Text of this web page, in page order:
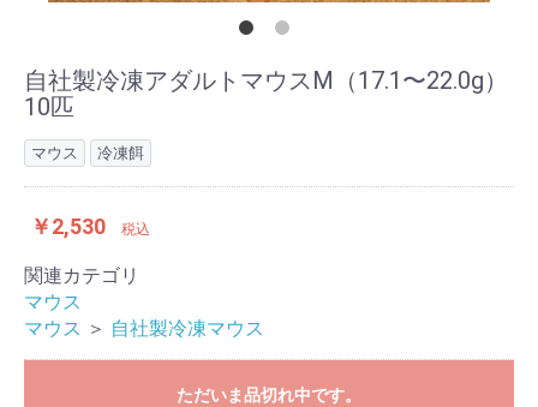
自社製冷凍アダルトマウスM（17.1〜22.0g）
10匹
マウス 冷凍餌
￥2,530 税込
関連カテゴリ
マウス
マウス ＞ 自社製冷凍マウス
ただいま品切れ中です。